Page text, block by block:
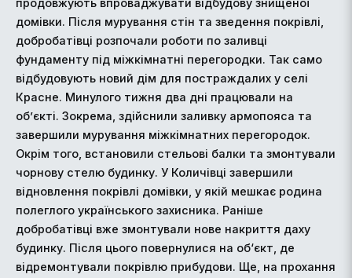
продовжують впроваджувати відбудову знищеної
домівки. Після мурування стін та зведення покрівлі,
добробатівці розпочали роботи по заливці
фундаменту під міжкімнатні перегородки. Так само
відбудовують новий дім для постраждалих у селі
Красне. Минулого тижня два дні працювали на
об’єкті. Зокрема, здійснили заливку армопояса та
завершили мурування міжкімнатних перегородок.
Окрім того, встановили стельові балки та змонтували
чорнову стелю будинку. У Количівці завершили
відновлення покрівлі домівки, у якій мешкає родина
полеглого українського захисника. Раніше
добробатівці вже змонтували нове накриття даху
будинку. Після цього повернулися на об‘єкт, де
відремонтували покрівлю прибудови. Ще, на прохання